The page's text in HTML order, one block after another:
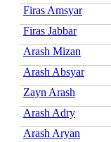
Firas Amsyar
Firas Jabbar
Arash Mizan
Arash Absyar
Zayn Arash
Arash Adry
Arash Aryan